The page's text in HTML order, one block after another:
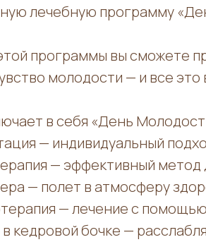
лечебную программу
программы вы сможете
молодости — и все
в себя «День
— индивидуальный
— эффективный метод
— полет в атмосферу
— лечение с
кедровой бочке —